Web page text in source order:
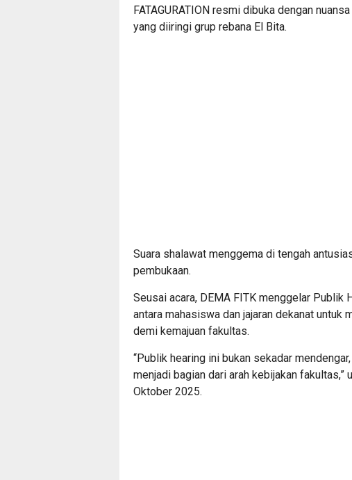
FATAGURATION resmi dibuka dengan
yang diiringi grup rebana El Bita.
Suara shalawat menggema di tengah
pembukaan.
Seusai acara, DEMA FITK menggelar Publik
antara mahasiswa dan jajaran dekanat untuk
demi kemajuan fakultas.
“Publik hearing ini bukan sekadar
menjadi bagian dari arah kebijakan fakultas,”
Oktober 2025.